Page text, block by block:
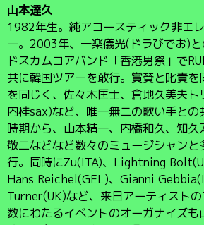
山本達久
1982年生。純アコースティック非エ
ー。2003年、一楽儀光(ドラびでお)
ドスカムコアバンド「香港男祭」で
共に韓国ツアーを敢行。賞賛と叱責
を同じく、佐々木匡士、倉地久美夫
内桂sax)など、唯一無二の歌い手との
時期から、山本精一、内橋和久、知
敬二などなど数々のミュージシャンと
行。同時にZu(ITA)、Lightning
Hans Reichel(GEL)、Gianni
Turner(UK)など、来日アーティスト
数にわたるイベントのオーガナイズ